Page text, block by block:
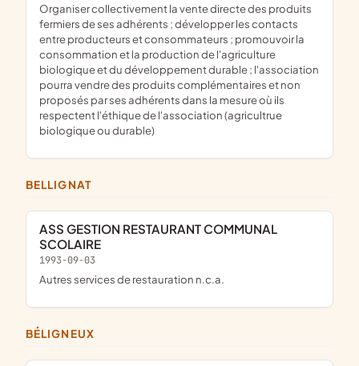
organiser collectivement la vente directe des produits
fermiers de ses adhérents ; développer les contacts
entre producteurs et consommateurs ; promouvoir la
consommation et la production de l'agriculture
biologique et du développement durable ; l'association
pourra vendre des produits complémentaires et non
proposés par ses adhérents dans la mesure où ils
respectent l'éthique de l'association (agricultrue
biologique ou durable)
BELLIGNAT
ASS GESTION RESTAURANT COMMUNAL
SCOLAIRE
1993-09-03
Autres services de restauration n.c.a.
BÉLIGNEUX